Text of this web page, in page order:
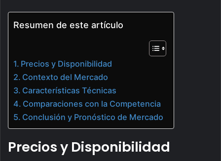
Resumen de este artículo
Precios y Disponibilidad
Contexto del Mercado
Características Técnicas
Comparaciones con la Competencia
Conclusión y Pronóstico de Mercado
Precios y Disponibilidad